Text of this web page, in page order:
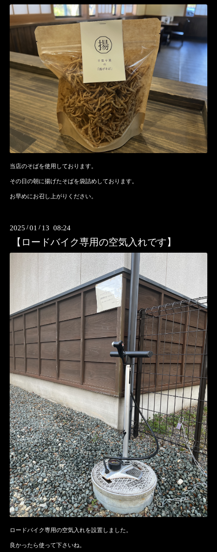
当店のそばを使用しております。
その日の朝に揚げたそばを袋詰めしております。
お早めにお召し上がりください。
2025 /01 / 13 08:24
【ロードバイク専用の空気入れです】
ロードバイク専用の空気入れを設置しました。
良かったら使って下さいね。